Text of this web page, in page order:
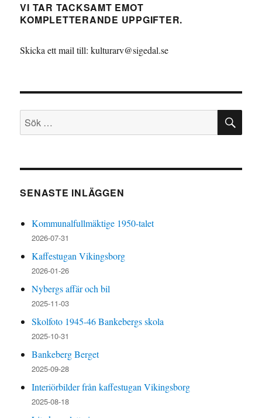
VI TAR TACKSAMT EMOT
KOMPLETTERANDE UPPGIFTER.
Skicka ett mail till: kulturarv@sigedal.se
Sök
efter:
SÖK
SENASTE INLÄGGEN
Kommunalfullmäktige 1950-talet
2026-07-31
Kaffestugan Vikingsborg
2026-01-26
Nybergs affär och bil
2025-11-03
Skolfoto 1945-46 Bankebergs skola
2025-10-31
Bankeberg Berget
2025-09-28
Interiörbilder från kaffestugan Vikingsborg
2025-08-18